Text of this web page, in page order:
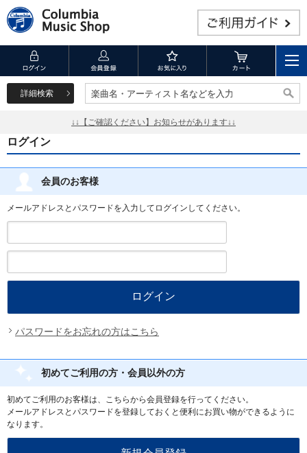
詳細検索 楽曲名・アーティスト名などを入力
楽曲名・アーティスト名などを入力
↓↓【ご確認ください】お知らせがあります↓↓
ログイン
会員のお客様
メールアドレスとパスワードを入力してログインしてください。
パスワードをお忘れの方はこちら
初めてご利用の方・会員以外の方
初めてご利用のお客様は、こちらから会員登録を行ってください。
メールアドレスとパスワードを登録しておくと便利にお買い物ができるように
なります。